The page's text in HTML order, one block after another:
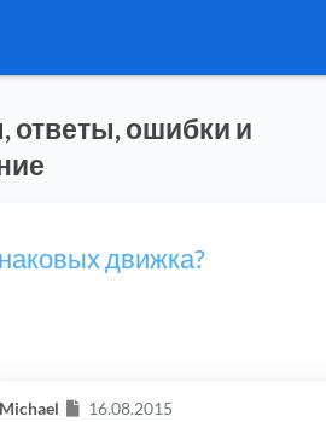
ответы, ошибки и
движка?
Michael Сообщение
16.08.2015